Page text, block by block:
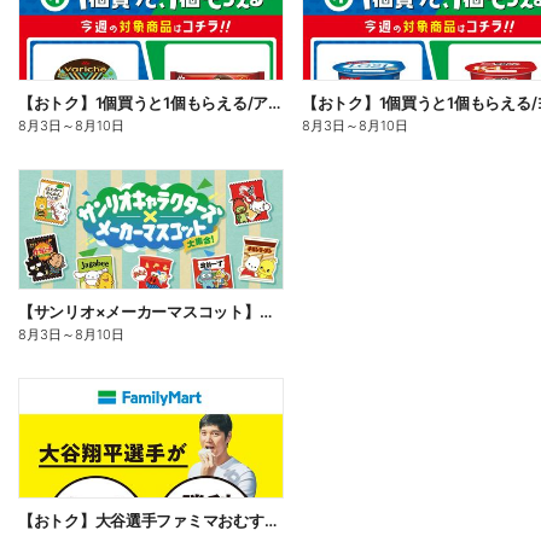
【おトク】1個買うと1個もらえる/アイス
8月3日 ～8月10日 8月3日 ～8月10日
【サンリオ×メーカーマスコット】オリジナルグッズ貰える!
8月3日 ～8月10日
【おトク】大谷選手ファミマおむすび割